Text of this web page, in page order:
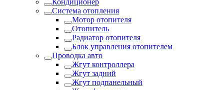
Кондиционер
Система отопления
Мотор отопителя
Отопитель
Радиатор отопителя
Блок управления отопителем
Проводка авто
Жгут контроллера
Жгут задний
Жгут подпанельный